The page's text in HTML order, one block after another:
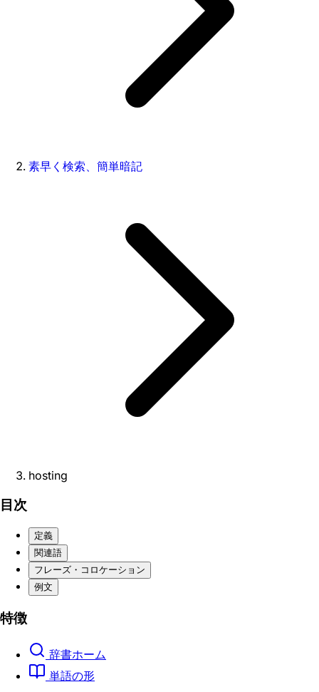
素早く検索、簡単暗記
hosting
目次
定義
関連語
フレーズ・コロケーション
例文
特徴
辞書ホーム
単語の形